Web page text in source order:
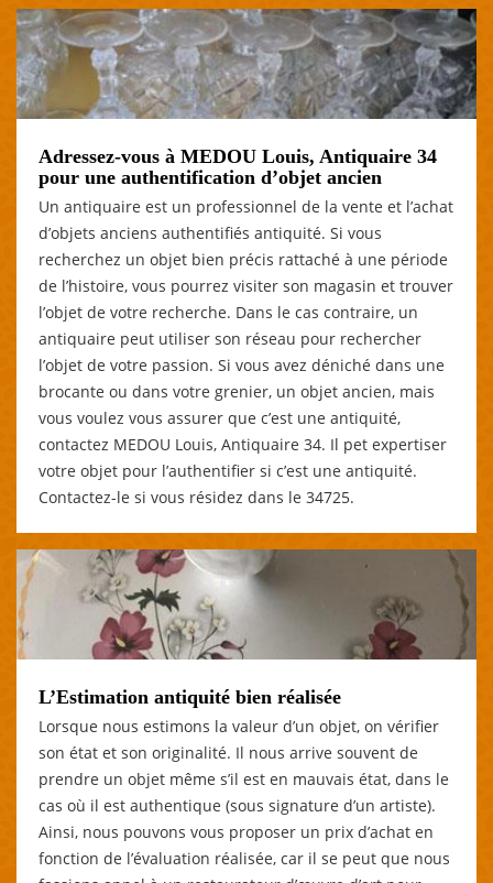
Adressez-vous à MEDOU Louis, Antiquaire 34
pour une authentification d’objet ancien
Un antiquaire est un professionnel de la vente et l’achat
d’objets anciens authentifiés antiquité. Si vous
recherchez un objet bien précis rattaché à une période
de l’histoire, vous pourrez visiter son magasin et trouver
l’objet de votre recherche. Dans le cas contraire, un
antiquaire peut utiliser son réseau pour rechercher
l’objet de votre passion. Si vous avez déniché dans une
brocante ou dans votre grenier, un objet ancien, mais
vous voulez vous assurer que c’est une antiquité,
contactez MEDOU Louis, Antiquaire 34. Il pet expertiser
votre objet pour l’authentifier si c’est une antiquité.
Contactez-le si vous résidez dans le 34725.
L’Estimation antiquité bien réalisée
Lorsque nous estimons la valeur d’un objet, on vérifier
son état et son originalité. Il nous arrive souvent de
prendre un objet même s’il est en mauvais état, dans le
cas où il est authentique (sous signature d’un artiste).
Ainsi, nous pouvons vous proposer un prix d’achat en
fonction de l’évaluation réalisée, car il se peut que nous